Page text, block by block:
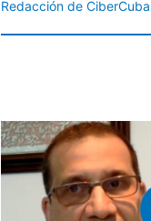
Redacción de CiberCuba